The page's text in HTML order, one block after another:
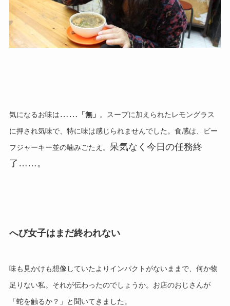
気になるお味は…… 「無」 。 スープに加えられたレモングラス
に押され気味で、 特に味は感じられませんでした。 食感は、ビー
フジャーキー並の噛みごたえ。 呆気なく今日の任務終
了 ……。
へび女子はまだ終われない
味も見かけも想像していたよりインパクトがないままで、何か物
足りない私。 それが伝わったのでしょうか。 お店のおじさんが
「蛇を触るか？」
と聞いてきました。